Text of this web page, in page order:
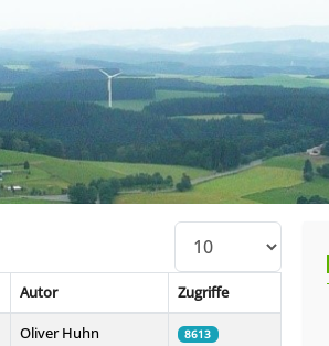
Anzeige #
Autor Zugriffe
Oliver Huhn 8613